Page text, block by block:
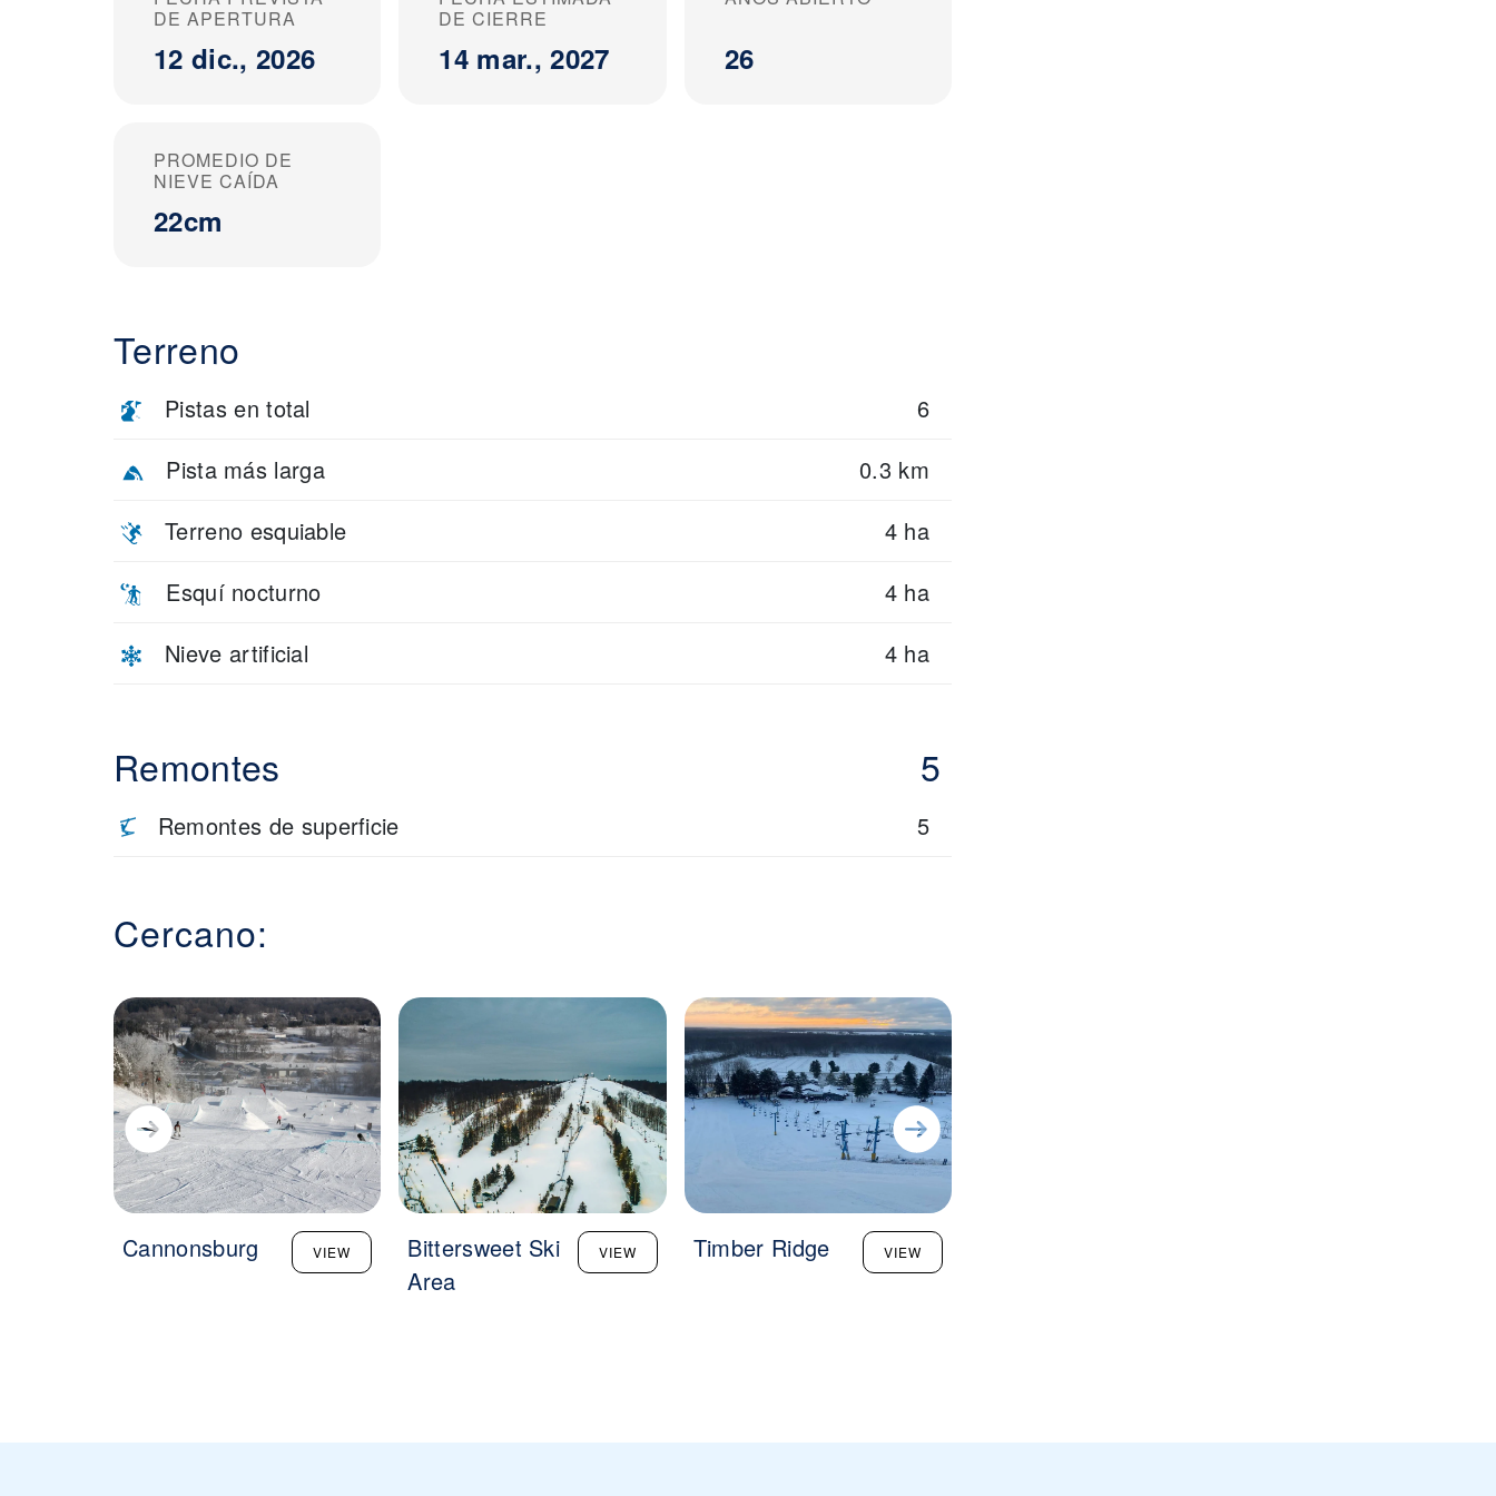
DE APERTURA
12 dic., 2026
DE CIERRE
14 mar., 2027 26
PROMEDIO DE
NIEVE CAÍDA
22cm
Terreno
Pistas en total
6
Pista más larga
0.3 km
Terreno esquiable
4 ha
Esquí nocturno
4 ha
Nieve artificial
4 ha
Remontes 5
Remontes de superficie 5
Cercano:
Cannonsburg VIEW
Bittersweet Ski
Area
VIEW Timber Ridge VIEW